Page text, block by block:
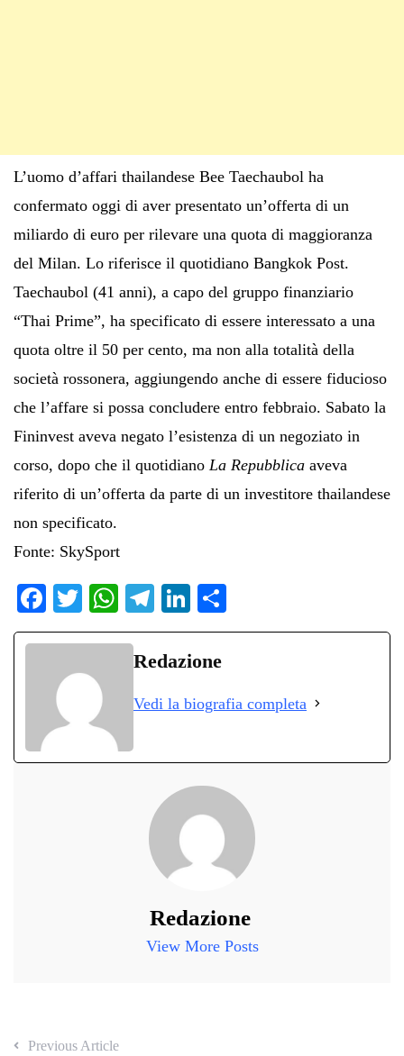
L’uomo d’affari thailandese Bee Taechaubol ha
confermato oggi di aver presentato un’offerta di un
miliardo di euro per rilevare una quota di maggioranza
del Milan. Lo riferisce il quotidiano Bangkok Post.
Taechaubol (41 anni), a capo del gruppo finanziario
“Thai Prime”, ha specificato di essere interessato a una
quota oltre il 50 per cento, ma non alla totalità della
società rossonera, aggiungendo anche di essere fiducioso
che l’affare si possa concludere entro febbraio. Sabato la
Fininvest aveva negato l’esistenza di un negoziato in
corso, dopo che il quotidiano La Repubblica aveva
riferito di un’offerta da parte di un investitore thailandese
non specificato.
Fonte: SkySport
Fa
ce
ok
T
wi
r
W
ha
ts
pp
Te
le
gr
m
Li
nk
ed
on
di
Redazione
Vedi la biografia completa
Redazione
View More Posts
Previous Article